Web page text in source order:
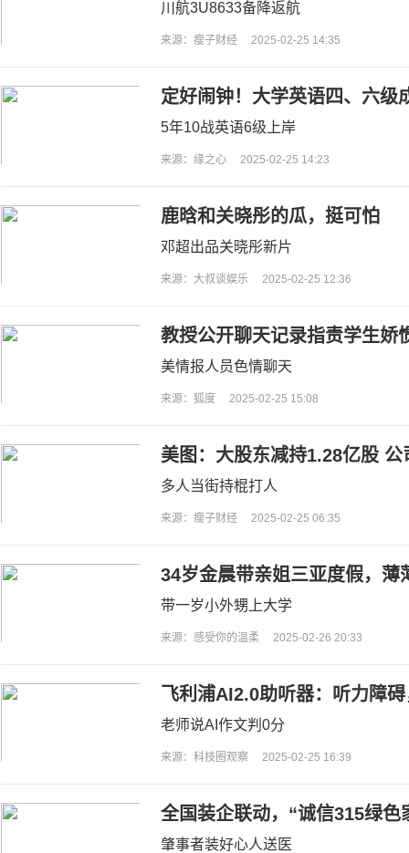
川航3U8633备降返航
来源：瘦子财经 2025-02-25 14:35
定好闹钟！大学英语四、六级
5年10战英语6级上岸
来源：缘之心 2025-02-25 14:23
鹿晗和关晓彤的瓜，挺可怕
邓超出品关晓彤新片
来源：大叔谈娱乐 2025-02-25 12:36
教授公开聊天记录指责学生娇
美情报人员色情聊天
来源：狐度 2025-02-25 15:08
美图：大股东减持1.28亿股
多人当街持棍打人
来源：瘦子财经 2025-02-25 06:35
34岁金晨带亲姐三亚度假，薄
眼精致有星范
带一岁小外甥上大学
来源：感受你的温柔 2025-02-26 20:33
飞利浦AI2.0助听器：听力障
老师说AI作文判0分
来源：科技圈观察 2025-02-25 16:39
全国装企联动，“诚信315绿
装行业新生态
肇事者装好心人送医